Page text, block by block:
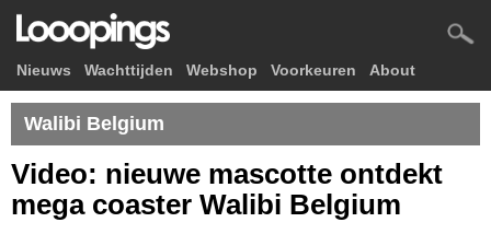
Nieuws Wachttijden Webshop Voorkeuren About
Walibi Belgium
Video: nieuwe mascotte ontdekt
mega coaster Walibi Belgium